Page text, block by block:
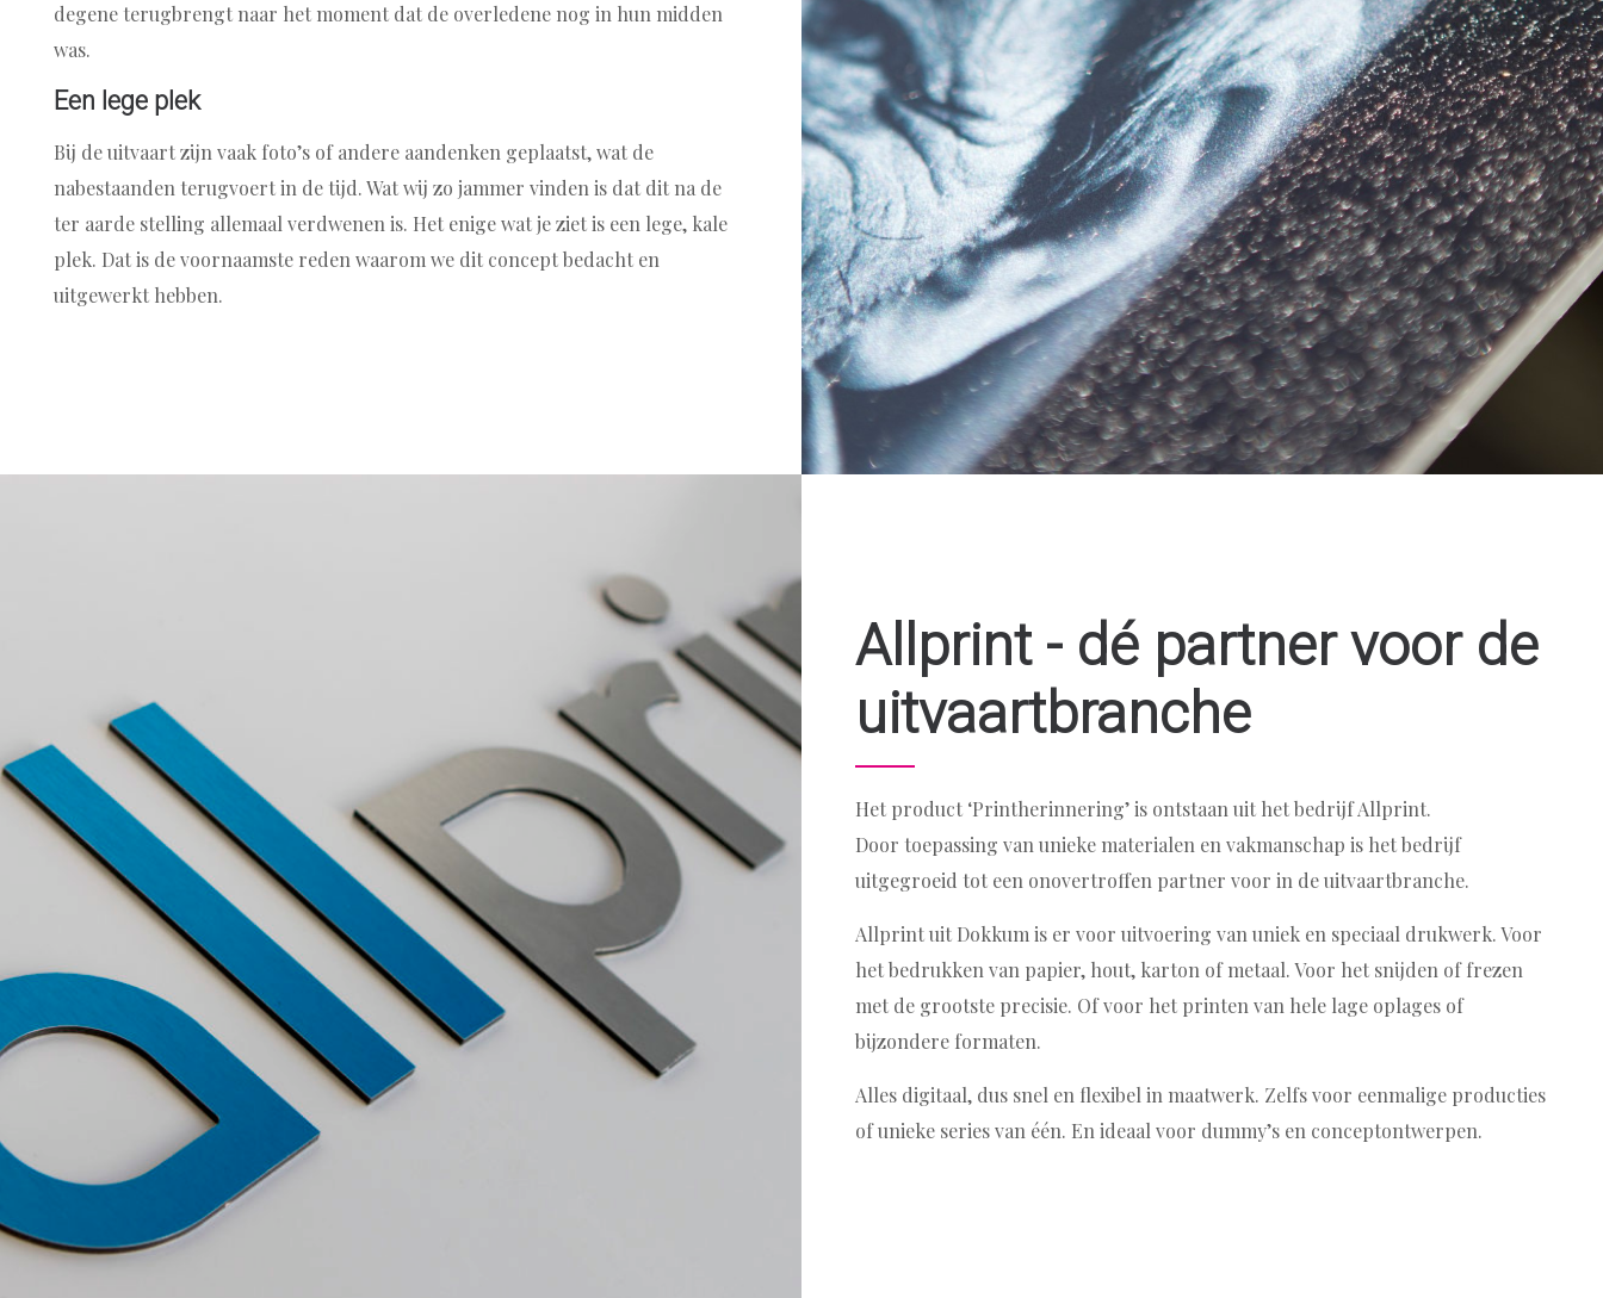
degene terugbrengt naar het moment dat de overledene nog in hun midden
was.
Een lege plek
Bij de uitvaart zijn vaak foto’s of andere aandenken geplaatst, wat de
nabestaanden terugvoert in de tijd. Wat wij zo jammer vinden is dat dit na de
ter aarde stelling allemaal verdwenen is. Het enige wat je ziet is een lege, kale
plek. Dat is de voornaamste reden waarom we dit concept bedacht en
uitgewerkt hebben.
Allprint - dé partner voor de
uitvaartbranche
Het product ‘Printherinnering’ is ontstaan uit het bedrijf Allprint.
Door toepassing van unieke materialen en vakmanschap is het bedrijf
uitgegroeid tot een onovertroffen partner voor in de uitvaartbranche.
Allprint uit Dokkum is er voor uitvoering van uniek en speciaal drukwerk. Voor
het bedrukken van papier, hout, karton of metaal. Voor het snijden of frezen
met de grootste precisie. Of voor het printen van hele lage oplages of
bijzondere formaten.
Alles digitaal, dus snel en flexibel in maatwerk. Zelfs voor eenmalige producties
of unieke series van één. En ideaal voor dummy’s en conceptontwerpen.